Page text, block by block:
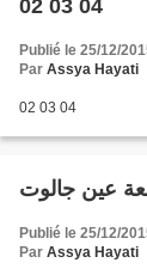
02 03 04
Publié le 25/12/
Par Assya Hayati
02 03 04
عين جالوت
Publié le 25/12/
Par Assya Hayati